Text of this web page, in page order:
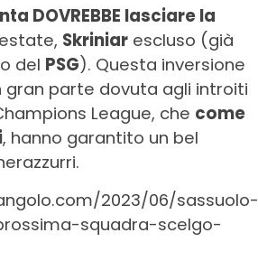
DOVREBBE lasciare la
Skriniarescluso (già
del PSG). Questa inversione
gran parte dovuta agli introiti
League, che come
, hanno garantito un bel
2023/06/sassuolo-
squadra-scelgo-